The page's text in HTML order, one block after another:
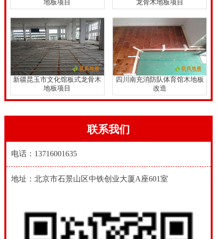
地板项目
龙骨木地板项目
新疆昆玉市文化馆板式龙骨木
地板项目
四川南充消防队体育馆木地板
改造
联系我们
电话：13716001635
地址：北京市石景山区中铁创业大厦A座601室